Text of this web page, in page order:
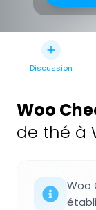
Discussion
Woo
de thé à
Woo